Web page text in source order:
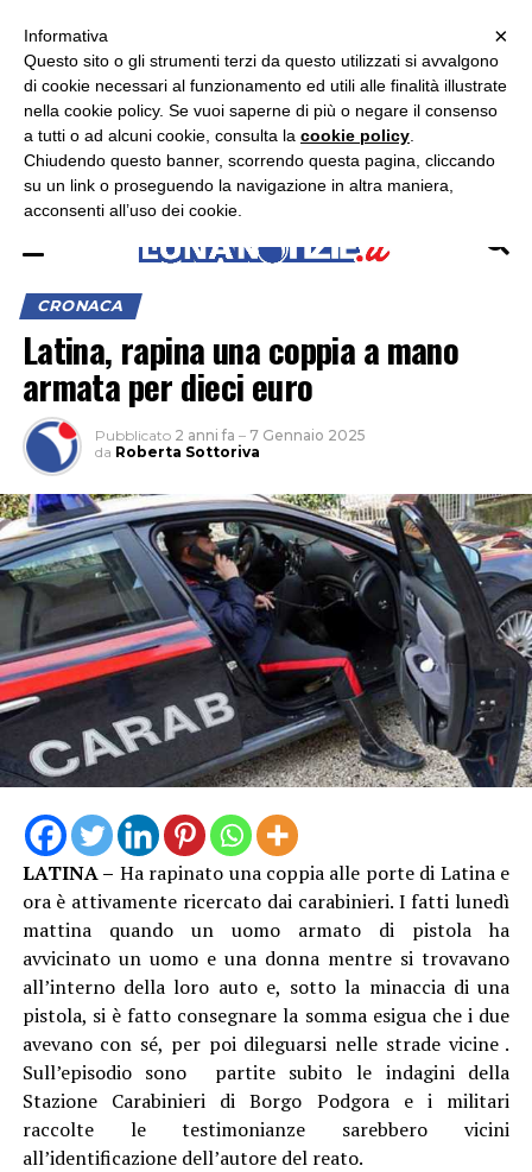
ASCOLTA RADIO LUNA
CRONACA
Latina, rapina una coppia a mano
armata per dieci euro
Pubblicato 2 anni fa – 7 Gennaio 2025
da Roberta Sottoriva
LATINA – Ha rapinato una coppia alle porte di Latina e
ora è attivamente ricercato dai carabinieri. I fatti lunedì
mattina quando un uomo armato di pistola ha
avvicinato un uomo e una donna mentre si trovavano
all’interno della loro auto e, sotto la minaccia di una
pistola, si è fatto consegnare la somma esigua che i due
avevano con sé, per poi dileguarsi nelle strade vicine .
Sull’episodio sono partite subito le indagini della
Stazione Carabinieri di Borgo Podgora e i militari
raccolte le testimonianze sarebbero vicini
all’identificazione dell’autore del reato.
×
×
Informativa
Questo sito o gli strumenti terzi da questo utilizzati si avvalgono
di cookie necessari al funzionamento ed utili alle finalità illustrate
nella cookie policy. Se vuoi saperne di più o negare il consenso
a tutti o ad alcuni cookie, consulta la cookie policy
Chiudendo questo banner, scorrendo questa pagina, cliccando
su un link o proseguendo la navigazione in altra maniera,
acconsenti all’uso dei cookie.